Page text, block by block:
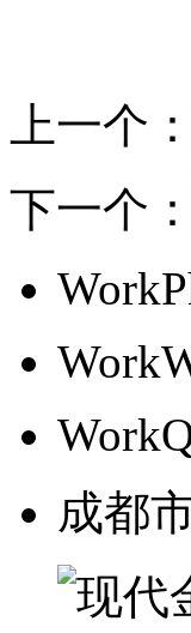
上一个：
下一个：
成都